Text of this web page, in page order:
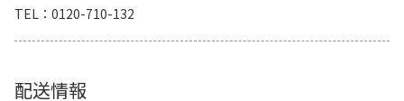
TEL
0120-710-132
配送情報